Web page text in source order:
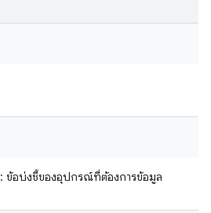
: ข้อบ่งชี้ของอุปกรณ์ที่ต้องการข้อมูล